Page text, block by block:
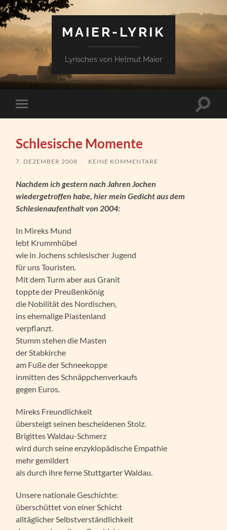
MAIER-LYRIK
Lyrisches von Helmut Maier
Mobile-
Menü
Schlesische Momente
7. DEZEMBER 2008 / KEINE KOMMENTARE
Nachdem ich gestern nach Jahren Jochen
wiedergetroffen habe, hier mein Gedicht aus dem
Schlesienaufenthalt von 2004:
In Mireks Mund
lebt Krummhübel
wie in Jochens schlesischer Jugend
für uns Touristen.
Mit dem Turm aber aus Granit
toppte der Preußenkönig
die Nobilität des Nordischen,
ins ehemalige Piastenland
verpflanzt.
Stumm stehen die Masten
der Stabkirche
am Fuße der Schneekoppe
inmitten des Schnäppchenverkaufs
gegen Euros.
Mireks Freundlichkeit
übersteigt seinen bescheidenen Stolz.
Brigittes Waldau-Schmerz
wird durch seine enzyklopädische Empathie
mehr gemildert
als durch ihre ferne Stuttgarter Waldau.
Unsere nationale Geschichte:
überschüttet von einer Schicht
alltäglicher Selbstverständlichkeit